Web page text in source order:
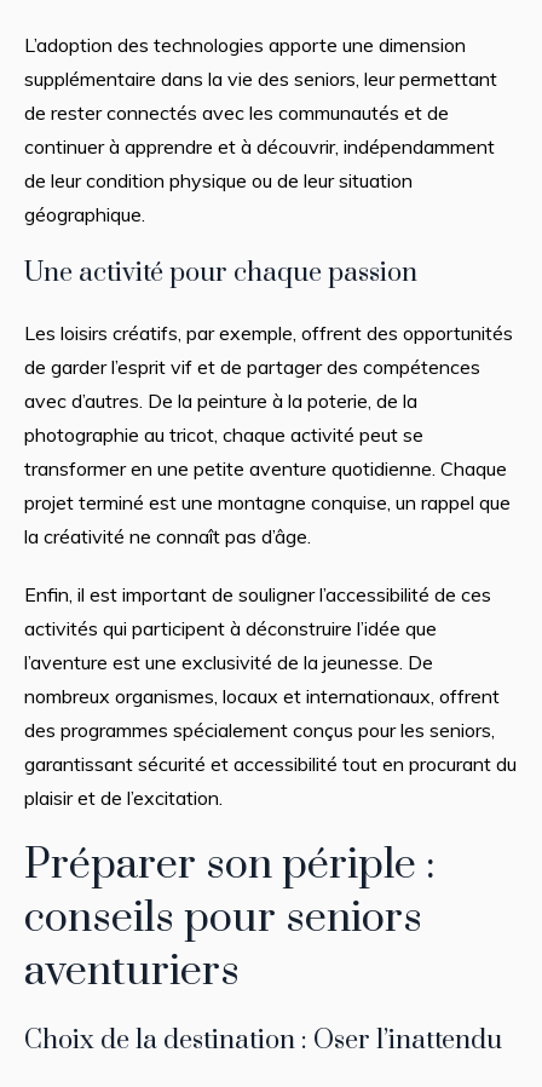
L’adoption des technologies apporte une dimension
supplémentaire dans la vie des seniors, leur permettant
de rester connectés avec les communautés et de
continuer à apprendre et à découvrir, indépendamment
de leur condition physique ou de leur situation
géographique.
Une activité pour chaque passion
Les loisirs créatifs, par exemple, offrent des opportunités
de garder l’esprit vif et de partager des compétences
avec d’autres. De la peinture à la poterie, de la
photographie au tricot, chaque activité peut se
transformer en une petite aventure quotidienne. Chaque
projet terminé est une montagne conquise, un rappel que
la créativité ne connaît pas d’âge.
Enfin, il est important de souligner l’accessibilité de ces
activités qui participent à déconstruire l’idée que
l’aventure est une exclusivité de la jeunesse. De
nombreux organismes, locaux et internationaux, offrent
des programmes spécialement conçus pour les seniors,
garantissant sécurité et accessibilité tout en procurant du
plaisir et de l’excitation.
Préparer son périple :
conseils pour seniors
aventuriers
Choix de la destination : Oser l’inattendu